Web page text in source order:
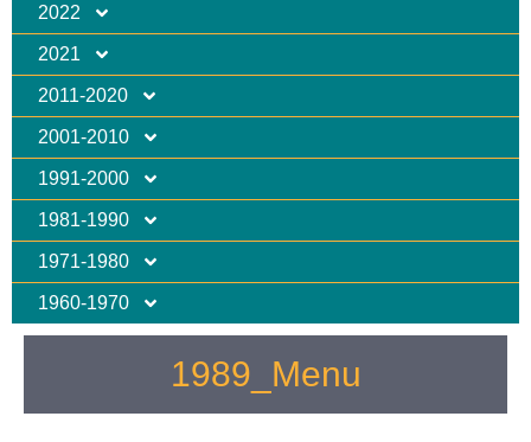
2022
2021
2011-2020
2001-2010
1991-2000
1981-1990
1971-1980
1960-1970
1989_Menu